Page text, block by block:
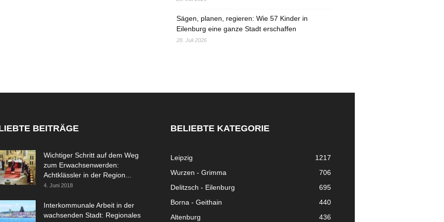
Sägen, planen, regieren: Wie 57 Kinder in
Eilenburg eine ganze Stadt erschaffen
28. Juli 2026
BEITRÄGE
Wichtiger Schritt auf dem Weg
zum Erwachsenwerden:
Achtklässler in der Region...
4. Juni 2018
Interkommunale Arbeit in der
wachsenden Stadt: Regionales
BELIEBTE KATEGORIE
Leipzig
1217
Wurzen - Grimma
706
Delitzsch - Eilenburg
695
Borna - Geithain
440
Altenburg
436